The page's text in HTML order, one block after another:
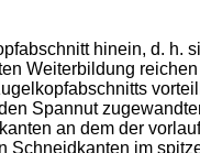
hinein, d. h.
Weiterbildung
Spannut
an dem der
im